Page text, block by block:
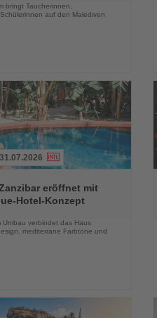
bringt Taucherinnen,
auf den Malediven
31.07.2026
eröffnet mit
Hotel-Konzept
Umbau verbindet das Haus
mediterrane Farbtöne und